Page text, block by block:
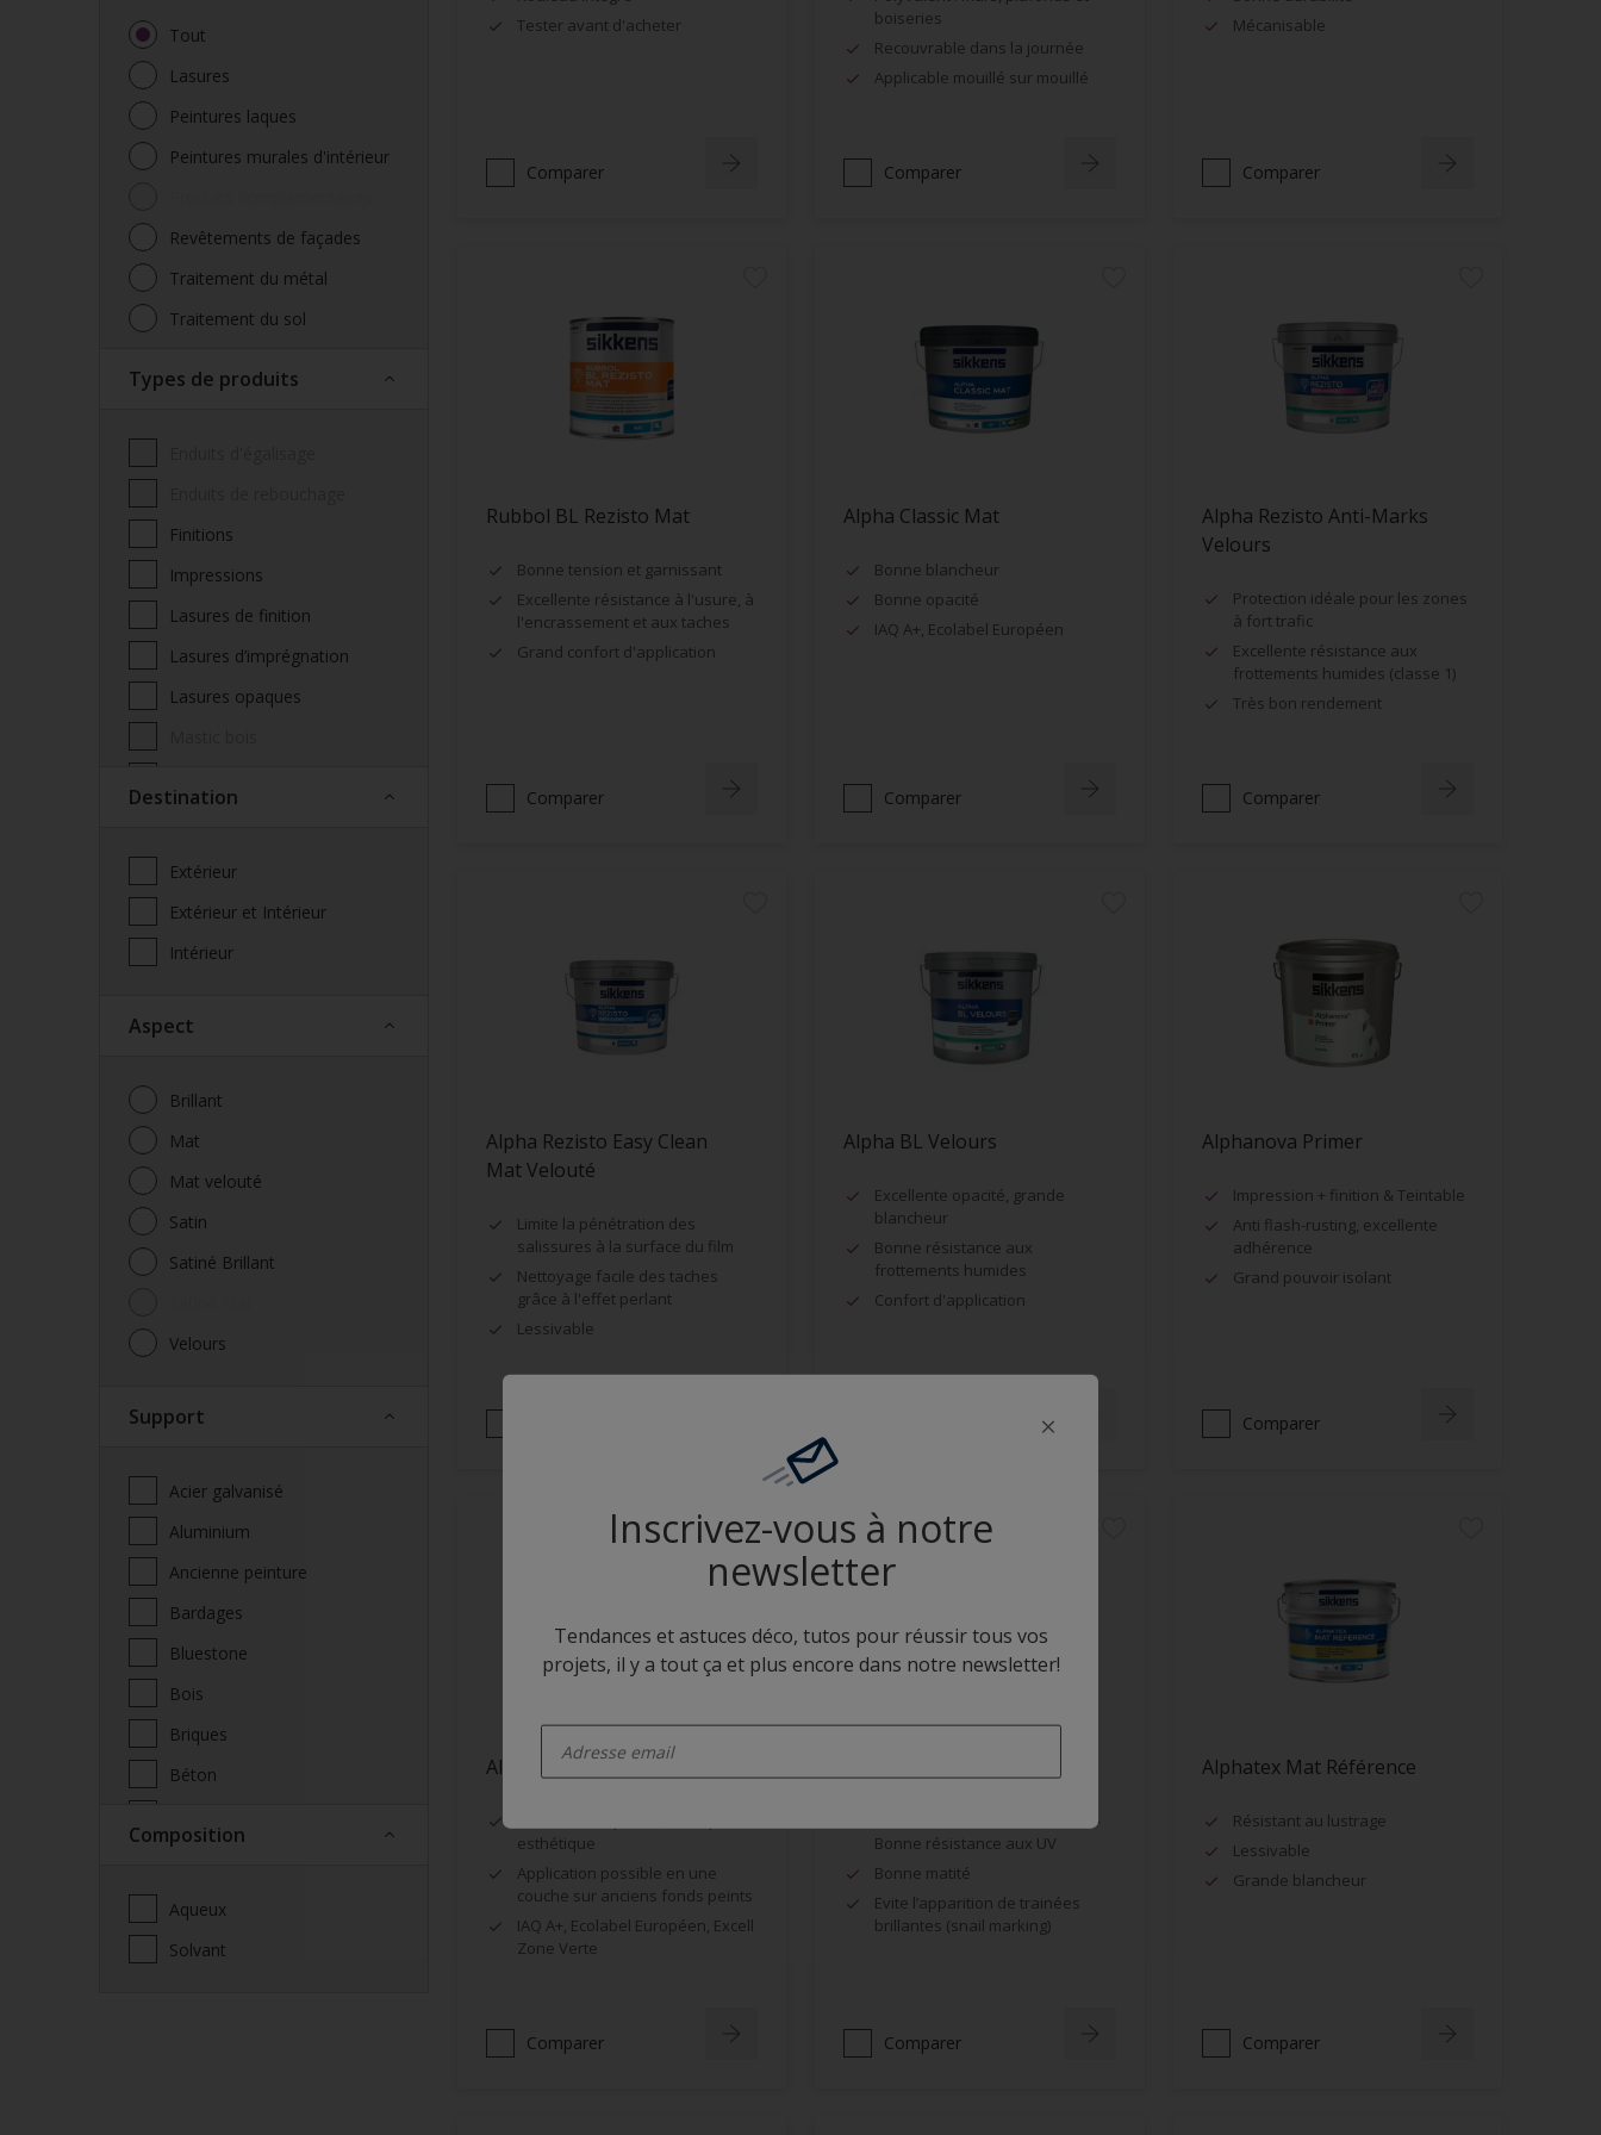
Tout
Lasures
Peintures laques
Peintures murales d'intérieur
Revêtements de façades
Traitement du métal
Traitement du sol
Types de produits
Finitions
Impressions
Lasures de finition
Lasures d’imprégnation
Lasures opaques
façade
Spécialités
Vernis
Vitrificateur
Destination
Extérieur
Extérieur et Intérieur
Intérieur
Aspect
Brillant
Mat
Mat velouté
Satin
Satiné Brillant
Velours
Support
Acier galvanisé
Aluminium
Ancienne peinture
Bardages
Bluestone
Bois
Briques
Béton
Composition
Aqueux
Solvant
Tester avant d'acheter
Comparer
boiseries
Recouvrable dans la journée
Applicable mouillé sur mouillé
Comparer
Mécanisable
Comparer
Rubbol BL Rezisto Mat
Bonne tension et garnissant
Excellente résistance à l'usure, à
l'encrassement et aux taches
Grand confort d'application
Comparer
Alpha Classic Mat
Bonne blancheur
Bonne opacité
IAQ A+, Ecolabel Européen
Comparer
Alpha Rezisto Anti-Marks
Velours
Protection idéale pour les zones
à fort trafic
Excellente résistance aux
frottements humides (classe 1)
Très bon rendement
Comparer
Alpha Rezisto Easy Clean
Mat Velouté
Limite la pénétration des
salissures à la surface du film
Nettoyage facile des taches
grâce à l'effet perlant
Lessivable
Alpha BL Velours
Excellente opacité, grande
blancheur
Bonne résistance aux
frottements humides
Confort d'application
Alphanova Primer
Impression + finition & Teintable
Anti flash-rusting, excellente
adhérence
Grand pouvoir isolant
Comparer
Alpha BL Mat Uno
esthétique
Application possible en une
couche sur anciens fonds peints
IAQ A+, Ecolabel Européen, Excell
Zone Verte
Comparer
Bonne durabilité des couleurs -
Bonne résistance aux UV
Bonne matité
Evite l’apparition de trainées
brillantes (snail marking)
Comparer
Alphatex Mat Référence
Résistant au lustrage
Lessivable
Grande blancheur
Comparer
Inscrivez-vous à notre
newsletter
Tendances et astuces déco, tutos pour réussir tous vos
projets, il y a tout ça et plus encore dans notre newsletter!